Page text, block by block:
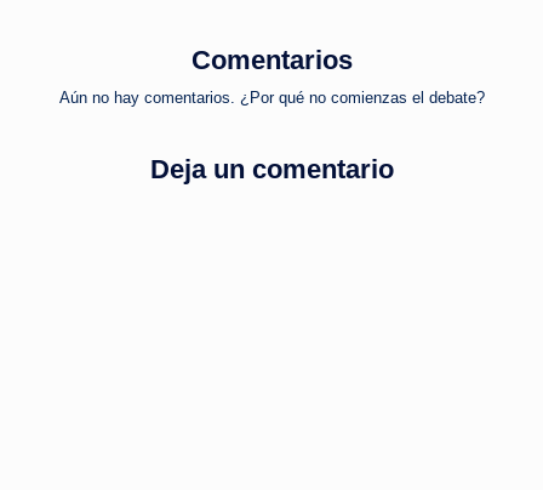
Comentarios
Aún no hay comentarios. ¿Por qué no comienzas el debate?
Deja un comentario